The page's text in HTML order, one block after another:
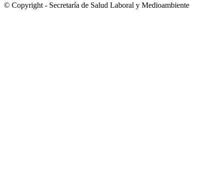
© Copyright - Secretaría de Salud Laboral y Medioambiente